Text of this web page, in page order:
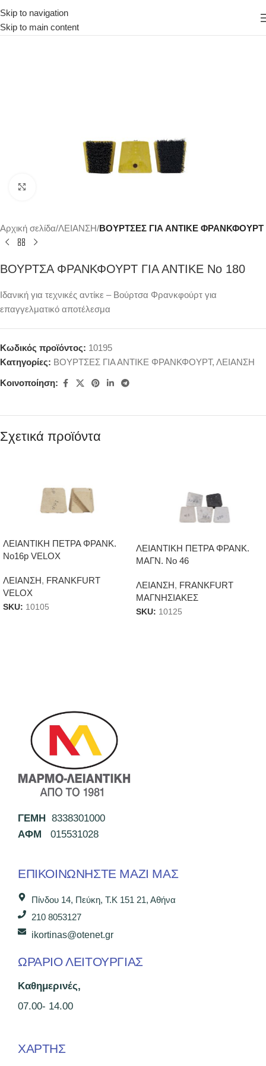
Skip to navigation
Skip to main content
Αρχική σελίδα ΛΕΙΑΝΣΗ ΒΟΥΡΤΣΕΣ ΓΙΑ ΑΝΤΙΚΕ ΦΡΑΝΚΦΟΥΡΤ
ΒΟΥΡΤΣΑ ΦΡΑΝΚΦΟΥΡΤ ΓΙΑ ΑΝΤΙΚΕ Νο 180
Ιδανική για τεχνικές αντίκε – Βούρτσα Φρανκφούρτ για
επαγγελματικό αποτέλεσμα
Κωδικός προϊόντος: 10195
Κατηγορίες: ΒΟΥΡΤΣΕΣ ΓΙΑ ΑΝΤΙΚΕ ΦΡΑΝΚΦΟΥΡΤ, ΛΕΙΑΝΣΗ
Κοινοποίηση:
Σχετικά προϊόντα
ΛΕΙΑΝΤΙΚΗ ΠΕΤΡΑ ΦΡΑΝΚ.
Νο16p VELOX
ΛΕΙΑΝΣΗ, FRANKFURT
VELOX
SKU: 10105
ΛΕΙΑΝΤΙΚΗ ΠΕΤΡΑ ΦΡΑΝΚ.
ΜΑΓΝ. Νο 46
ΛΕΙΑΝΣΗ, FRANKFURT
ΜΑΓΝΗΣΙΑΚΕΣ
SKU: 10125
ΓΕΜΗ 8338301000
ΑΦΜ 015531028
ΕΠΙΚΟΙΝΩΝΉΣΤΕ ΜΑΖΊ ΜΑΣ
Πίνδου 14, Πεύκη, Τ.Κ 151 21, Αθήνα
210 8053127
ikortinas@otenet.gr
ΩΡΑΡΙΟ ΛΕΙΤΟΥΡΓΙΑΣ
Καθημερινές,
07.00- 14.00
ΧΑΡΤΗΣ